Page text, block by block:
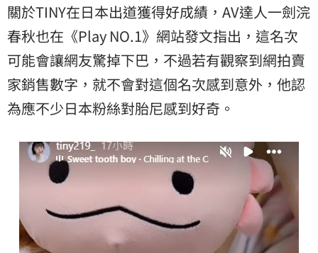
關於TINY在日本出道獲得好成績，AV達人一劍浣
春秋也在《Play NO.1》網站發文指出，這名次
可能會讓網友驚掉下巴，不過若有觀察到網拍賣
家銷售數字，就不會對這個名次感到意外，他認
為應不少日本粉絲對胎尼感到好奇。